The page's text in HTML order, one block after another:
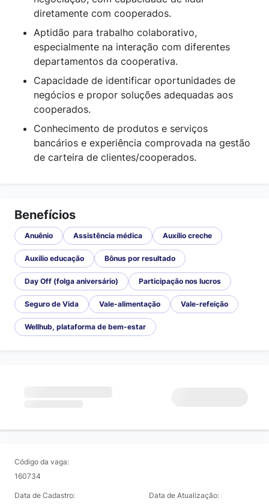
diretamente com cooperados.
Aptidão para trabalho colaborativo,
especialmente na interação com diferentes
departamentos da cooperativa.
Capacidade de identificar oportunidades de
negócios e propor soluções adequadas aos
cooperados.
Conhecimento de produtos e serviços
bancários e experiência comprovada na gestão
de carteira de clientes/cooperados.
Benefícios
Anuênio Assistência médica Auxílio creche
Auxílio educação Bônus por resultado
Day Off (folga aniversário) Participação nos lucros
Seguro de Vida Vale-alimentação Vale-refeição
Wellhub, plataforma de bem-estar
Código da vaga:
160734
Data de Cadastro:
Data de Atualização: